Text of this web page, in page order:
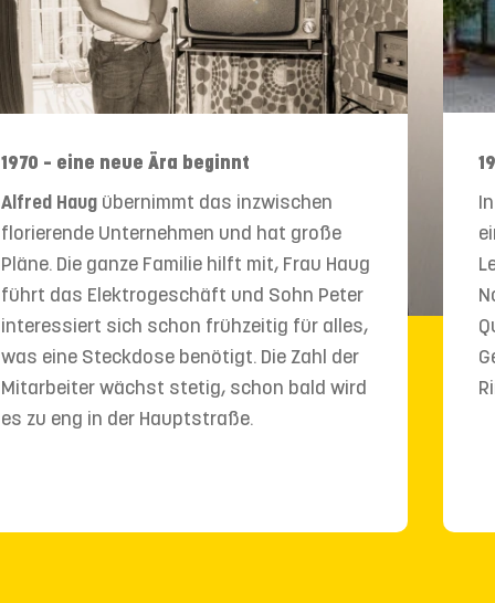
1970 – eine neue Ära beginnt
Alfred Haug übernimmt das inzwischen
florierende Unternehmen und hat große
Pläne. Die ganze Familie hilft mit, Frau Haug
führt das Elektrogeschäft und Sohn Peter
interessiert sich schon frühzeitig für alles,
was eine Steckdose benötigt. Die Zahl der
Mitarbeiter wächst stetig, schon bald wird
es zu eng in der Hauptstraße.